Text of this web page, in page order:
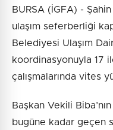
BURSA (İGFA) -
ulaşım seferberliği
Belediyesi Ulaşım
koordinasyonuyla 17
çalışmalarında vites
Başkan Vekili
bugüne kadar geçen